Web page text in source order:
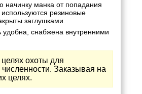
манка от попадания
резиновые
заглушками.
удобна, снабжена внутренними
охоты для
Заказывая на
целях.